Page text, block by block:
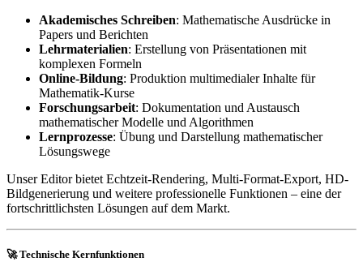
Akademisches Schreiben: Mathematische Ausdrücke in
Papers und Berichten
Lehrmaterialien: Erstellung von Präsentationen mit
komplexen Formeln
Online-Bildung: Produktion multimedialer Inhalte für
Mathematik-Kurse
Forschungsarbeit: Dokumentation und Austausch
mathematischer Modelle und Algorithmen
Lernprozesse: Übung und Darstellung mathematischer
Lösungswege
Unser Editor bietet Echtzeit-Rendering, Multi-Format-Export, HD-
Bildgenerierung und weitere professionelle Funktionen – eine der
fortschrittlichsten Lösungen auf dem Markt.
🚀 Technische Kernfunktionen